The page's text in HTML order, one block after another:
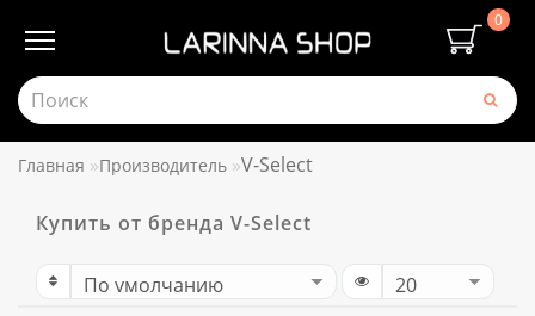
0
Главная Производитель V-Select
Купить от бренда V-Select